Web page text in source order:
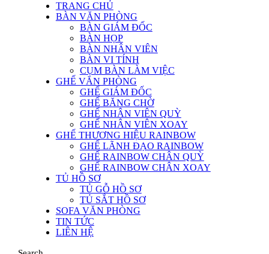
TRANG CHỦ
BÀN VĂN PHÒNG
BÀN GIÁM ĐỐC
BÀN HỌP
BÀN NHÂN VIÊN
BÀN VI TÍNH
CỤM BÀN LÀM VIỆC
GHẾ VĂN PHÒNG
GHẾ GIÁM ĐỐC
GHẾ BĂNG CHỜ
GHẾ NHÂN VIÊN QUỲ
GHẾ NHÂN VIÊN XOAY
GHẾ THƯƠNG HIỆU RAINBOW
GHẾ LÃNH ĐẠO RAINBOW
GHẾ RAINBOW CHÂN QUỲ
GHẾ RAINBOW CHÂN XOAY
TỦ HỒ SƠ
TỦ GỖ HỒ SƠ
TỦ SẮT HỒ SƠ
SOFA VĂN PHÒNG
TIN TỨC
LIÊN HỆ